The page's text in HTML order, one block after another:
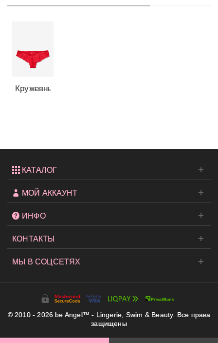
Кружевные
КАТАЛОГ
МОЙ АККАУНТ
ИНФО
КОНТАКТЫ
МЫ В СОЦСЕТЯХ
© 2010 - 2026 be Angel™ - Lingerie, Swim & Beauty. Все права
защищены